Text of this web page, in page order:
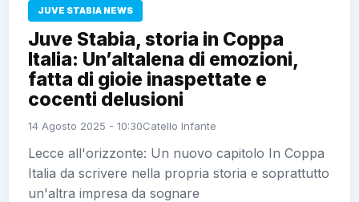
JUVE STABIA NEWS
Juve Stabia, storia in Coppa
Italia: Un’altalena di emozioni,
fatta di gioie inaspettate e
cocenti delusioni
14 Agosto 2025 - 10:30Catello Infante
Lecce all'orizzonte: Un nuovo capitolo In Coppa
Italia da scrivere nella propria storia e soprattutto
un'altra impresa da sognare